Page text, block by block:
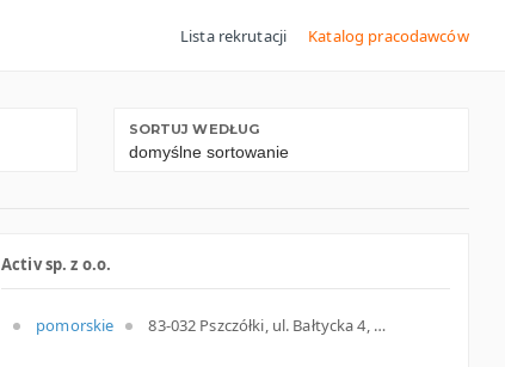
Lista rekrutacji Katalog pracodawców
SORTUJ WEDŁUG
Activ sp. z o.o.
pomorskie 83-032 Pszczółki, ul. Bałtycka 4, pomorskie